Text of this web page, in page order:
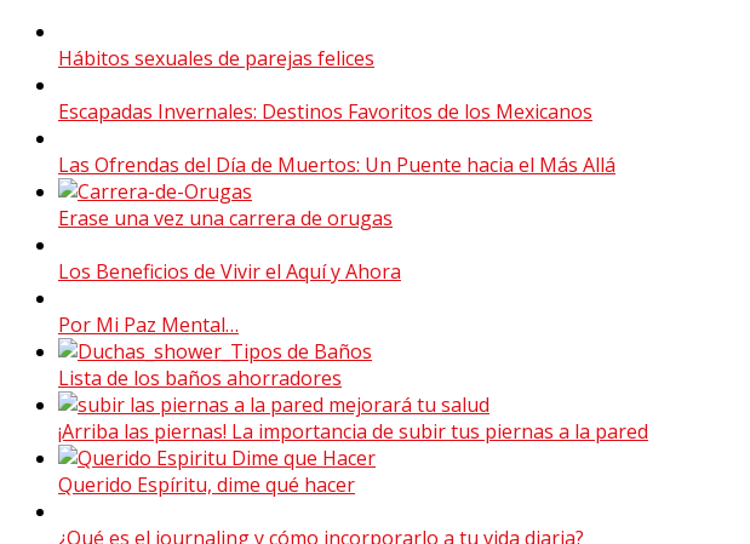
Hábitos sexuales de parejas felices
Escapadas Invernales: Destinos Favoritos de los Mexicanos
Las Ofrendas del Día de Muertos: Un Puente hacia el Más Allá
Erase una vez una carrera de orugas
Los Beneficios de Vivir el Aquí y Ahora
Por Mi Paz Mental…
Lista de los baños ahorradores
¡Arriba las piernas! La importancia de subir tus piernas a la pared
Querido Espíritu, dime qué hacer
¿Qué es el journaling y cómo incorporarlo a tu vida diaria?